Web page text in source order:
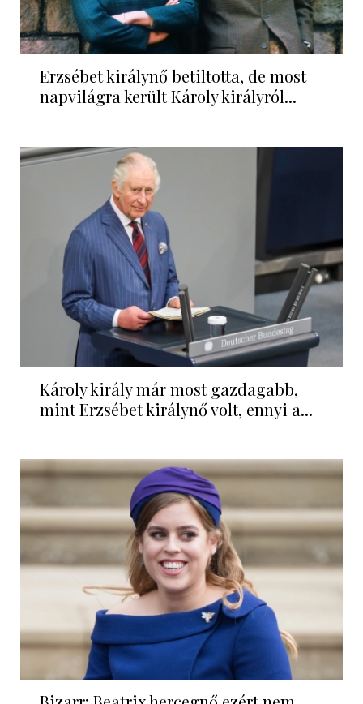
Erzsébet királynő betiltotta, de most
napvilágra került Károly királyról...
Károly király már most gazdagabb,
mint Erzsébet királynő volt, ennyi a...